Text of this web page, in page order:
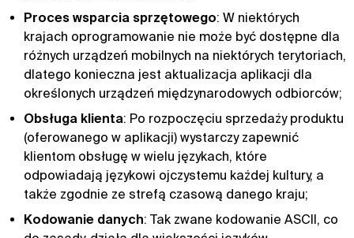
Proces wsparcia sprzętowego: W niektórych
krajach oprogramowanie nie może być dostępne dla
różnych urządzeń mobilnych na niektórych terytoriach,
dlatego konieczna jest aktualizacja aplikacji dla
określonych urządzeń międzynarodowych odbiorców;
Obsługa klienta: Po rozpoczęciu sprzedaży produktu
(oferowanego w aplikacji) wystarczy zapewnić
klientom obsługę w wielu językach, które
odpowiadają językowi ojczystemu każdej kultury, a
także zgodnie ze strefą czasową danego kraju;
Kodowanie danych: Tak zwane kodowanie ASCII, co